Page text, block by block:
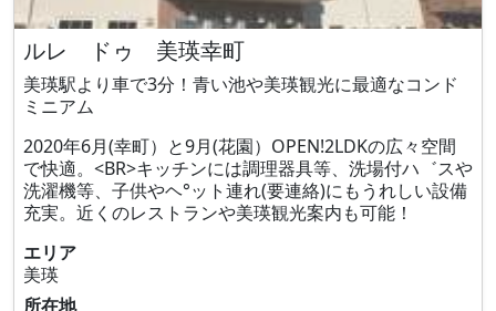
ルレ ドゥ 美瑛幸町
美瑛駅より車で3分！青い池や美瑛観光に最適なコンド
ミニアム
2020年6月(幸町）と9月(花園）OPEN!2LDKの広々空間
で快適。<BR>キッチンには調理器具等、洗場付ハ゛スや
洗濯機等、子供やヘ°ット連れ(要連絡)にもうれしい設備
充実。近くのレストランや美瑛観光案内も可能！
エリア
美瑛
所在地